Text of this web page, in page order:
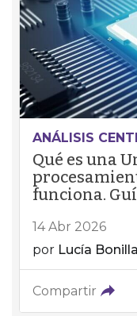
ANÁLISIS
Qué es una
funciona.
14 Abr 2026
por Lucía Bonilla
Compartir